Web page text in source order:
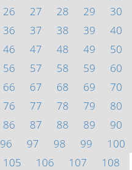
26 27 28 29
30
36 37 38 39
40
46 47 48 49
50
56 57 58 59
60
66 67 68 69
70
76 77 78 79
80
86 87 88 89
90
96 97 98 99
100
105 106 107
108